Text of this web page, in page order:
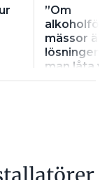
”Om
mässor är
lösningen
man låta
osagt”